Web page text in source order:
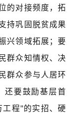
的对接频度，拓
持巩固脱贫成果
兴领域拓展；要
群众知情权、决
群众参与人居环
还要鼓励基层首
程"的实招、硬